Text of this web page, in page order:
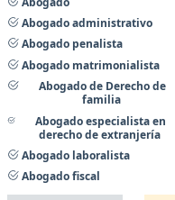
Abogado administrativo
Abogado penalista
Abogado matrimonialista
Abogado de Derecho de
familia
Abogado especialista en
derecho de extranjería
Abogado laboralista
Abogado fiscal